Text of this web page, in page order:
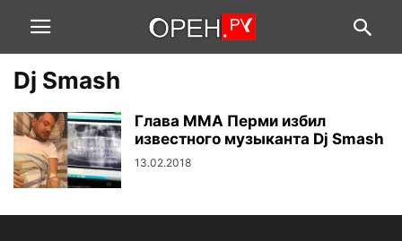
Dj Smash
Глава ММА Перми избил
известного музыканта Dj Smash
13.02.2018